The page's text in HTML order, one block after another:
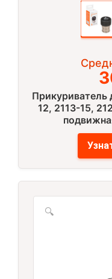
Прикуриватель
12, 2113-15,
🔍